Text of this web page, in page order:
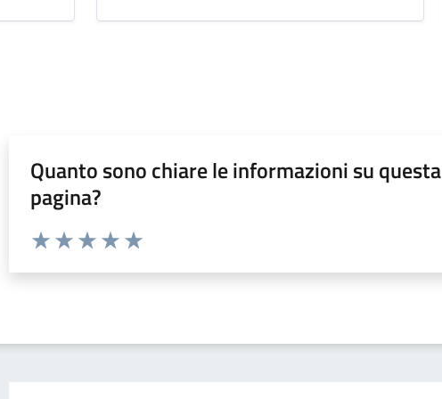
Quanto sono chiare le informazioni su questa
pagina?
Valuta da 1 a 5 stelle la pagina